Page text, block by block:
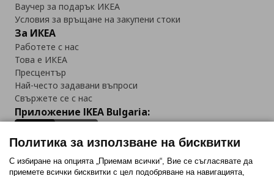
Ваучер за подарък ИКЕА
Условия за връщане на закупени стоки
За ИКЕА
Работете с нас
Това е ИКЕА
Пресцентър
Най-често задавани въпроси
Свържете се с нас
Приложение IKEA Bulgaria:
Политика за използване на бисквитки
С избиране на опцията „Приемам всички“, Вие се съгласявате да
приемете всички бисквитки с цел подобряване на навигацията,